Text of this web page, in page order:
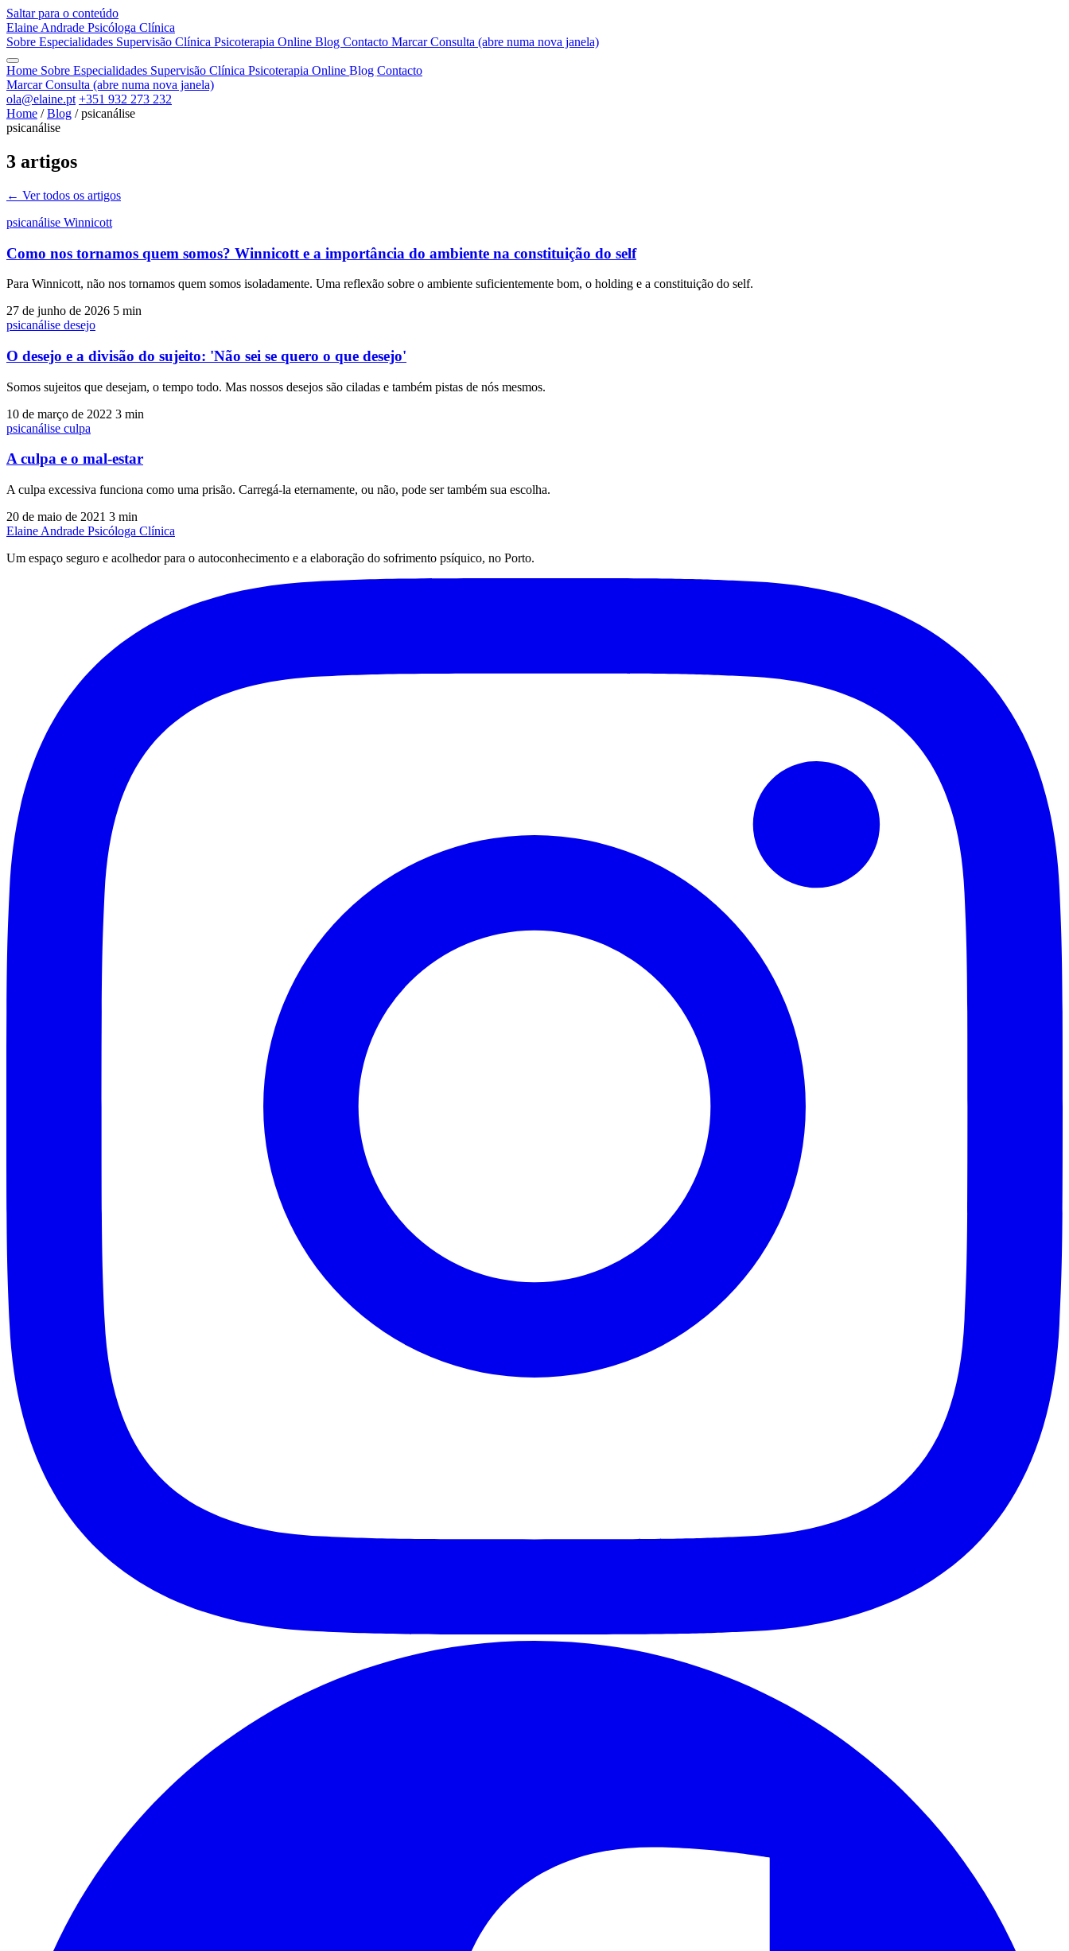
Saltar para o conteúdo
Elaine Andrade Psicóloga Clínica
Sobre Especialidades Supervisão Clínica Psicoterapia Online Blog Contacto Marcar Consulta (abre numa nova janela)
Home Sobre Especialidades Supervisão Clínica Psicoterapia Online Blog Contacto
Marcar Consulta (abre numa nova janela)
ola@elaine.pt +351 932 273 232
Home / Blog / psicanálise
psicanálise
3 artigos
← Ver todos os artigos
psicanálise Winnicott
Como nos tornamos quem somos? Winnicott e a importância do ambiente na constituição do self
Para Winnicott, não nos tornamos quem somos isoladamente. Uma reflexão sobre o ambiente suficientemente bom, o holding e a constituição do self.
27 de junho de 2026 5 min
psicanálise desejo
O desejo e a divisão do sujeito: 'Não sei se quero o que desejo'
Somos sujeitos que desejam, o tempo todo. Mas nossos desejos são ciladas e também pistas de nós mesmos.
10 de março de 2022 3 min
psicanálise culpa
A culpa e o mal-estar
A culpa excessiva funciona como uma prisão. Carregá-la eternamente, ou não, pode ser também sua escolha.
20 de maio de 2021 3 min
Elaine Andrade Psicóloga Clínica
Um espaço seguro e acolhedor para o autoconhecimento e a elaboração do sofrimento psíquico, no Porto.